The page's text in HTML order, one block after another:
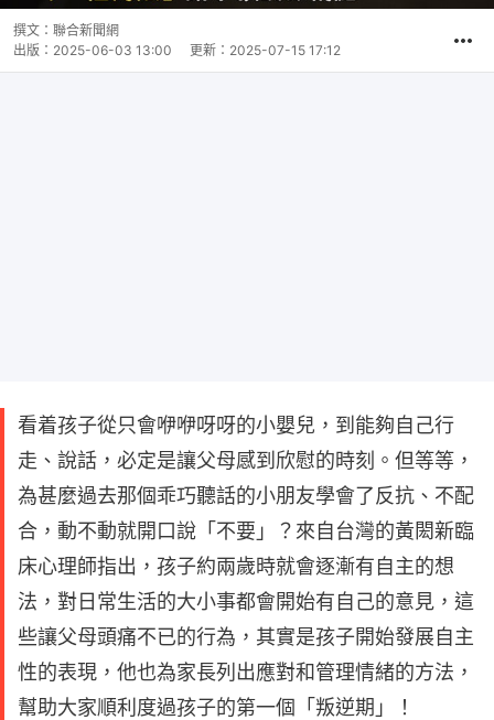
撰文： 聯合新聞網
出版： 2025-06-03 13:00 更新： 2025-07-15 17:12
看着孩子從只會咿咿呀呀的小嬰兒，到能夠自己行
走、說話，必定是讓父母感到欣慰的時刻。但等等，
為甚麼過去那個乖巧聽話的小朋友學會了反抗、不配
合，動不動就開口說「不要」？來自台灣的黃閎新臨
床心理師指出，孩子約兩歲時就會逐漸有自主的想
法，對日常生活的大小事都會開始有自己的意見，這
些讓父母頭痛不已的行為，其實是孩子開始發展自主
性的表現，他也為家長列出應對和管理情緒的方法，
幫助大家順利度過孩子的第一個「叛逆期」！